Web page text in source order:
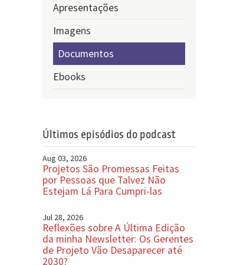
Apresentações
Imagens
Documentos
Ebooks
Últimos episódios do podcast
Aug 03, 2026
Projetos São Promessas Feitas
por Pessoas que Talvez Não
Estejam Lá Para Cumpri-las
Jul 28, 2026
Reflexões sobre A Última Edição
da minha Newsletter: Os Gerentes
de Projeto Vão Desaparecer até
2030?